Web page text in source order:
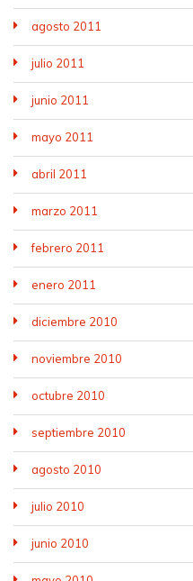
agosto 2011
julio 2011
junio 2011
mayo 2011
abril 2011
marzo 2011
febrero 2011
enero 2011
diciembre 2010
noviembre 2010
octubre 2010
septiembre 2010
agosto 2010
julio 2010
junio 2010